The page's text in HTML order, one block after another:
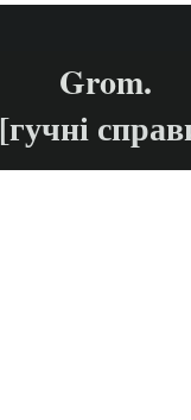
Grom.
[гучні